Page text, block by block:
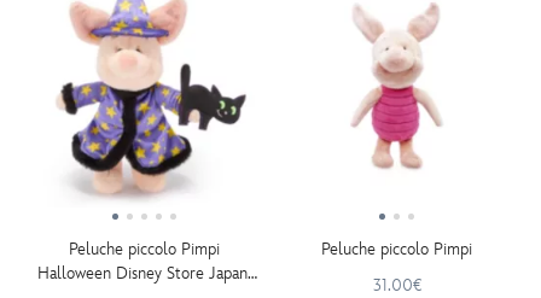
Peluche piccolo Pimpi
Halloween Disney Store Japan,
Peluche piccolo Pimpi
31.00€